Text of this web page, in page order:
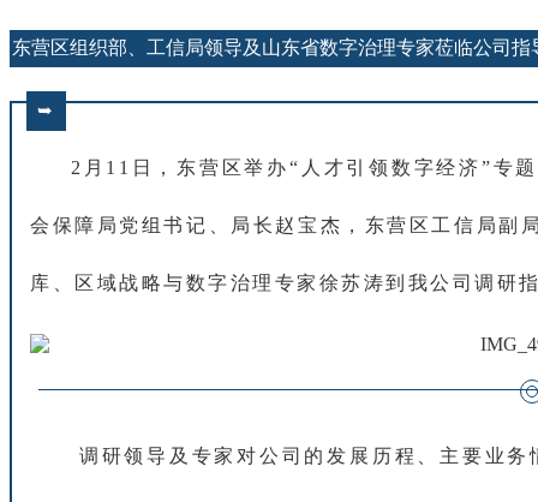
东营区组织部 工信局领导及 山东省数字治理专家莅临公司 指
➥
2 月 1 1 日 ， 东营 区举 办“ 人 才引领 数 字经济”专题
会 保 障 局 党 组书记 局 长 赵 宝 杰 ， 东营 区 工 信 局副
库 区 域战略与数字治理 专家 徐苏涛到 我公 司 调 研
调 研领导 及 专家 对公 司 的 发 展 历程 主 要 业务